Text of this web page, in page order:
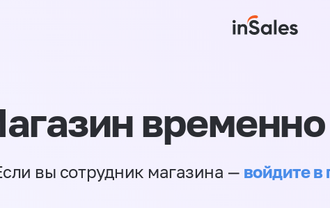
вы сотрудник магазина — войдите в